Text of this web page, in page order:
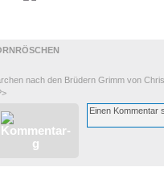
nach den Brüdern Grimm von